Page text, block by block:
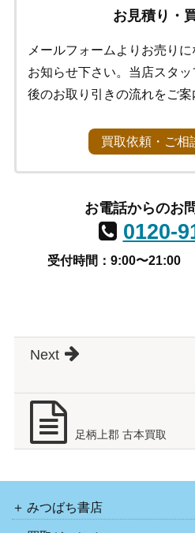
お見積り・
メールフォームよりお売り
お知らせ下さい。当店スタ
後のお取り引きの流れをご案
買取依頼・ご相
お電話からのお
0120-
受付時間：9:00〜21:00
Next
足柄上郡 古本買取
みつばち書店